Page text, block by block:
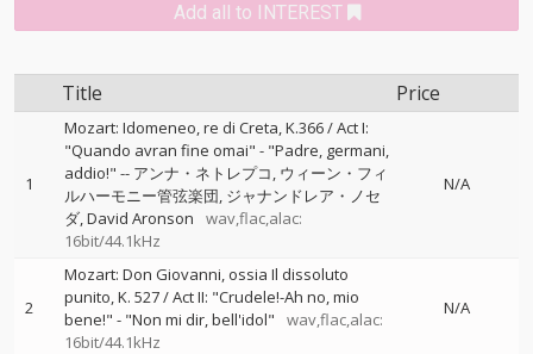
Add all to INTEREST
Title Price
1
Mozart: Idomeneo, re di Creta, K.366 / Act I:
"Quando avran fine omai" - "Padre, germani,
addio!" -- アンナ・ネトレプコ ウィーン・フィ
ルハーモニー管弦楽団 ジャナンドレア・ノセ
ダ David Aronson
wav,flac,alac:
16bit/44.1kHz
N/A
2
Mozart: Don Giovanni, ossia Il dissoluto
punito, K. 527 / Act II: "Crudele!-Ah no, mio
bene!" - "Non mi dir, bell'idol"
wav,flac,alac:
16bit/44.1kHz
N/A